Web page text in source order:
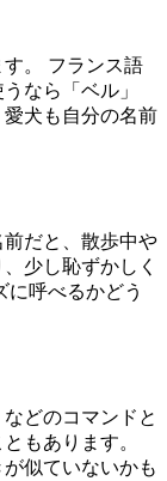
。 フランス語
なら「ベル」
愛犬も自分の名前
前だと、散歩中や
少し恥ずかしく
に呼べるかどう
どのコマンドと
もあります。
似ていないかも